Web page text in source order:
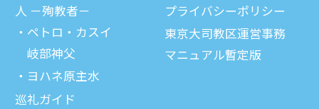
⼈ －殉教者－
ペトロ・カスイ
岐部神父
ヨハネ原主水
巡礼ガイド
プライバシーポリシー
東京大司教区運営事務
マニュアル暫定版